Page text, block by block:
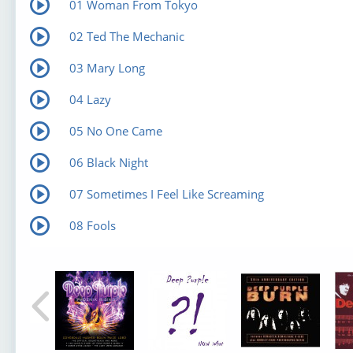
01 Woman From Tokyo
02 Ted The Mechanic
03 Mary Long
04 Lazy
05 No One Came
06 Black Night
07 Sometimes I Feel Like Screaming
08 Fools